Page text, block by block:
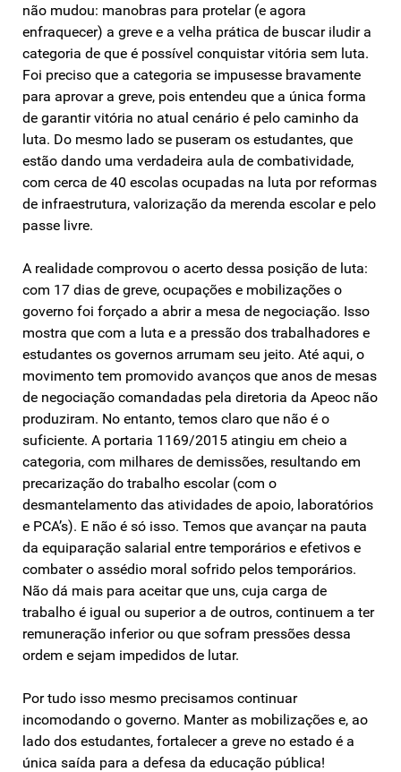
não mudou: manobras para protelar (e agora
enfraquecer) a greve e a velha prática de buscar iludir a
categoria de que é possível conquistar vitória sem luta.
Foi preciso que a categoria se impusesse bravamente
para aprovar a greve, pois entendeu que a única forma
de garantir vitória no atual cenário é pelo caminho da
luta. Do mesmo lado se puseram os estudantes, que
estão dando uma verdadeira aula de combatividade,
com cerca de 40 escolas ocupadas na luta por reformas
de infraestrutura, valorização da merenda escolar e pelo
passe livre.
A realidade comprovou o acerto dessa posição de luta:
com 17 dias de greve, ocupações e mobilizações o
governo foi forçado a abrir a mesa de negociação. Isso
mostra que com a luta e a pressão dos trabalhadores e
estudantes os governos arrumam seu jeito. Até aqui, o
movimento tem promovido avanços que anos de mesas
de negociação comandadas pela diretoria da Apeoc não
produziram. No entanto, temos claro que não é o
suficiente. A portaria 1169/2015 atingiu em cheio a
categoria, com milhares de demissões, resultando em
precarização do trabalho escolar (com o
desmantelamento das atividades de apoio, laboratórios
e PCA’s). E não é só isso. Temos que avançar na pauta
da equiparação salarial entre temporários e efetivos e
combater o assédio moral sofrido pelos temporários.
Não dá mais para aceitar que uns, cuja carga de
trabalho é igual ou superior a de outros, continuem a ter
remuneração inferior ou que sofram pressões dessa
ordem e sejam impedidos de lutar.
Por tudo isso mesmo precisamos continuar
incomodando o governo. Manter as mobilizações e, ao
lado dos estudantes, fortalecer a greve no estado é a
única saída para a defesa da educação pública!